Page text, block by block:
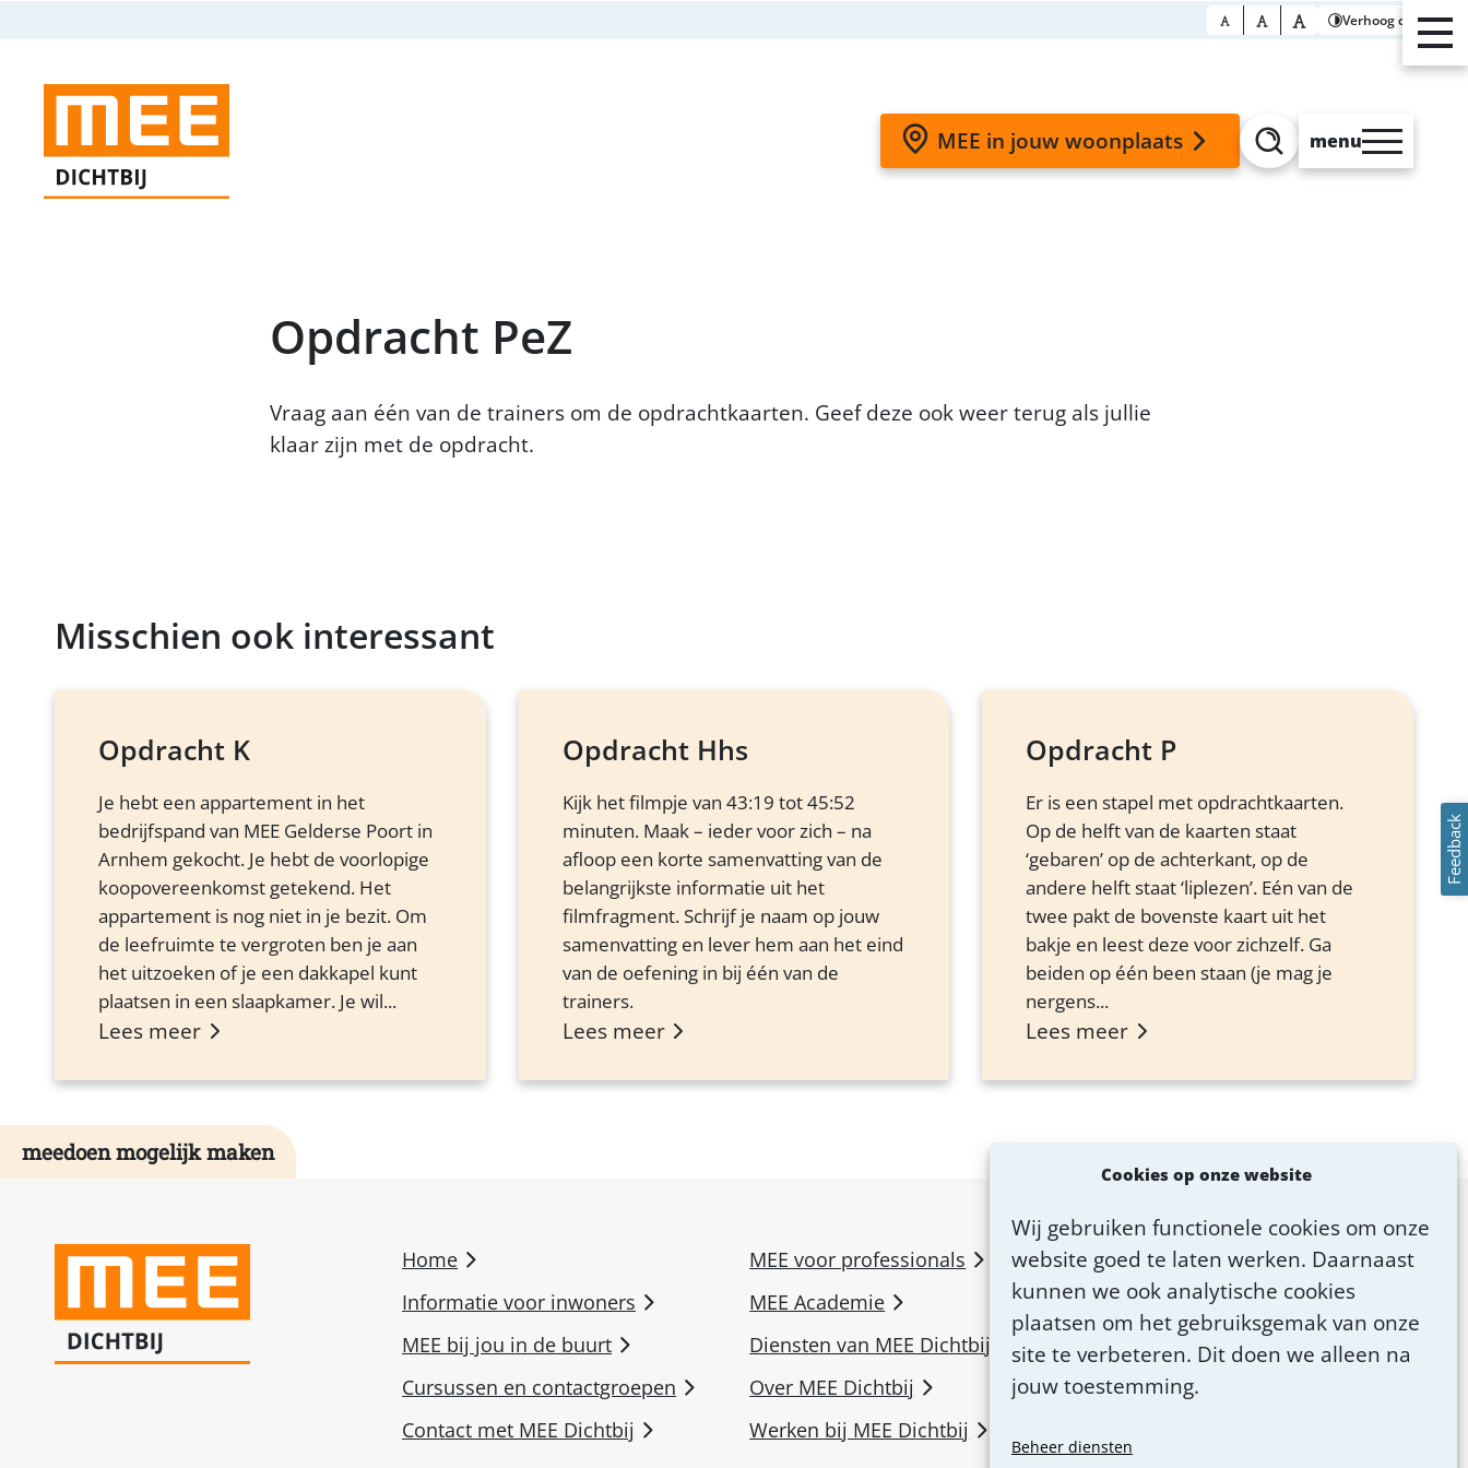
Cookies op onze website
Wij gebruiken functionele cookies om onze
website goed te laten werken. Daarnaast
kunnen we ook analytische cookies
plaatsen om het gebruiksgemak van onze
site te verbeteren. Dit doen we alleen na
jouw toestemming.
Beheer diensten
Feedback
Verhoog contrast
MEE in jouw woonplaats Zoeken
menu
Opdracht PeZ
Vraag aan één van de trainers om de opdrachtkaarten. Geef deze ook weer terug als jullie
klaar zijn met de opdracht.
Misschien ook interessant
Opdracht K
Je hebt een appartement in het
bedrijfspand van MEE Gelderse Poort in
Arnhem gekocht. Je hebt de voorlopige
koopovereenkomst getekend. Het
appartement is nog niet in je bezit. Om
de leefruimte te vergroten ben je aan
het uitzoeken of je een dakkapel kunt
plaatsen in een slaapkamer. Je wil...
Lees meer
Opdracht Hhs
Kijk het filmpje van 43:19 tot 45:52
minuten. Maak – ieder voor zich – na
afloop een korte samenvatting van de
belangrijkste informatie uit het
filmfragment. Schrijf je naam op jouw
samenvatting en lever hem aan het eind
van de oefening in bij één van de
trainers.
Lees meer
Opdracht P
Er is een stapel met opdrachtkaarten.
Op de helft van de kaarten staat
‘gebaren’ op de achterkant, op de
andere helft staat ‘liplezen’. Eén van de
twee pakt de bovenste kaart uit het
bakje en leest deze voor zichzelf. Ga
beiden op één been staan (je mag je
nergens...
Lees meer
Home
Informatie voor inwoners
MEE bij jou in de buurt
Cursussen en contactgroepen
Contact met MEE Dichtbij
MEE voor professionals
MEE Academie
Diensten van MEE Dichtbij
Over MEE Dichtbij
Werken bij MEE Dichtbij
meedoen mogelijk maken